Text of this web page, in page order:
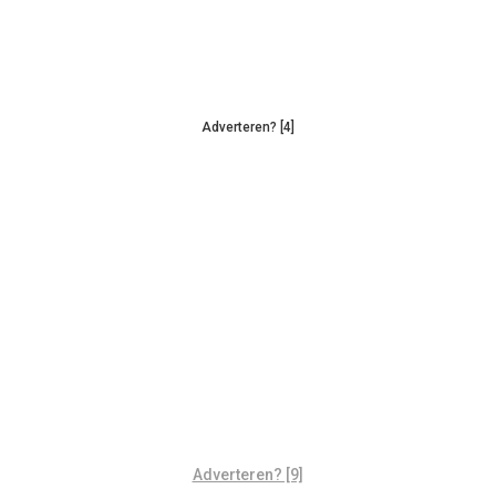
Adverteren? [4]
Adverteren? [9]